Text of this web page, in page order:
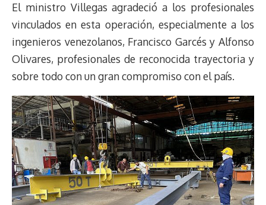
El ministro Villegas agradeció a los profesionales
vinculados en esta operación, especialmente a los
ingenieros venezolanos, Francisco Garcés y Alfonso
Olivares, profesionales de reconocida trayectoria y
sobre todo con un gran compromiso con el país.